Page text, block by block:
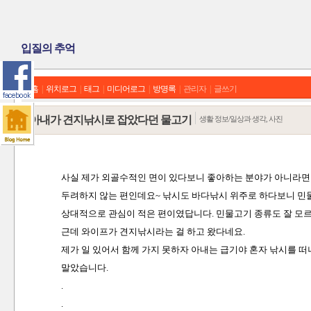
입질의 추억
홈 위치로그 태그 미디어로그 방명록 관리자 글쓰기
아내가 견지낚시로 잡았다던 물고기 생활 정보/일상과 생각, 사진
사실 제가 외골수적인 면이 있다보니 좋아하는 분야가 아니라
두려하지 않는 편인데요~ 낚시도 바다낚시 위주로 하다보니 민
상대적으로 관심이 적은 편이였답니다. 민물고기 종류도 잘 모
근데 와이프가 견지낚시라는 걸 하고 왔다네요.
제가 일 있어서 함께 가지 못하자 아내는 급기야 혼자 낚시를 떠
말았습니다.
.
.